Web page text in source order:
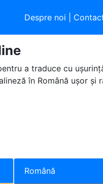
Despre noi
a traduce cu
în Română ușor și
Română